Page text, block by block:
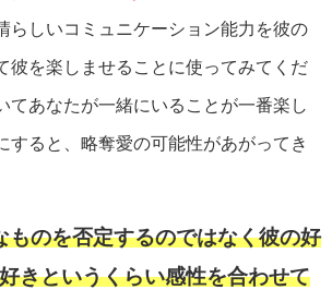
らしいコミュニケーション能力を彼の
彼を楽しませることに使ってみてくだ
てあなたが一緒にいることが一番楽し
すると、略奪愛の可能性があがってき
ものを否定するのではなく彼の好
きというくらい感性を合わせて